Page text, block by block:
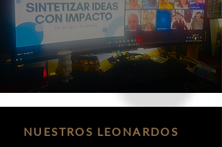
NUESTROS LEONARDOS